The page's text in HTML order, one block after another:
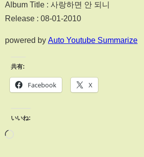
Album Title : 사랑하면 안 되니
Release : 08-01-2010
powered by Auto Youtube Summarize
共有:
Facebook X
いいね: